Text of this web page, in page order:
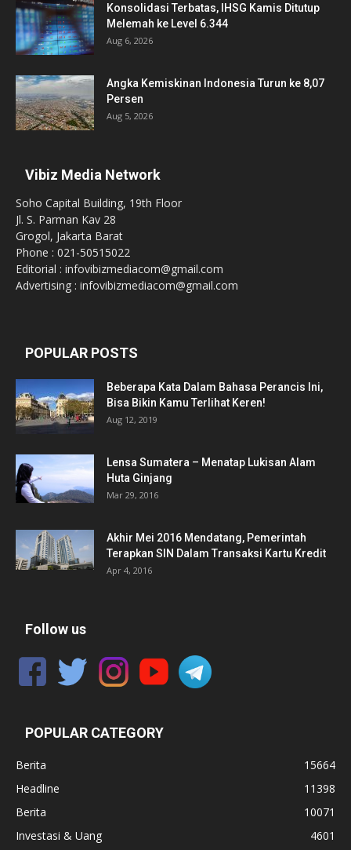
Konsolidasi Terbatas, IHSG Kamis Ditutup
Melemah ke Level 6.344
Aug 6, 2026
Angka Kemiskinan Indonesia Turun ke 8,07
Persen
Aug 5, 2026
Vibiz Media Network
Soho Capital Building, 19th Floor
Jl. S. Parman Kav 28
Grogol, Jakarta Barat
Phone : 021-50515022
Editorial : infovibizmediacom@gmail.com
Advertising : infovibizmediacom@gmail.com
POPULAR POSTS
Beberapa Kata Dalam Bahasa Perancis Ini,
Bisa Bikin Kamu Terlihat Keren!
Aug 12, 2019
Lensa Sumatera – Menatap Lukisan Alam
Huta Ginjang
Mar 29, 2016
Akhir Mei 2016 Mendatang, Pemerintah
Terapkan SIN Dalam Transaksi Kartu Kredit
Apr 4, 2016
Follow us
POPULAR CATEGORY
Berita
15664
Headline
11398
Berita
10071
Investasi & Uang
4601